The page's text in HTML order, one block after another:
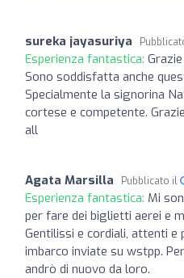
sureka jayasuriya
Esperienza fantastica:
Sono soddisfatta anche
Specialmente la signorina
cortese e competente.
all
Agata Marsilla Pubblicato il
Esperienza fantastica: Mi
per fare dei biglietti aerei e
Gentilissi e cordiali, attenti e
imbarco inviate su wstpp.
andrò di nuovo da loro.